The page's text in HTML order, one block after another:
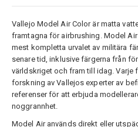
Vallejo Model Air Color är matta
framtagna för airbrushing. Model
mest kompletta urvalet av militära
senare tid, inklusive färgerna från
världskriget och fram till idag. Varje
forskning av Vallejos experter av
referenser för att erbjuda
noggrannhet.
Model Air används direkt eller